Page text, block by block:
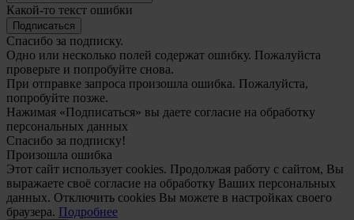
Какой-то текст ошибки
Подписаться
Спасибо за подписку.
Одно или несколько полей содержат ошибку. Пожалуйста
проверьте и попробуйте снова.
При отправке запроса произошла ошибка. Пожалуйста,
попробуйте позже.
Нажимая «Подписаться» вы даете согласие на обработку
персональных данных
Спасибо за подписку!
Произошла ошибка
Этот сайт использует cookies. Продолжая работу с сайтом, Вы
выражаете своё согласие на обработку Ваших персональных
данных. Отключить cookies Вы можете в настройках своего
браузера. Подробнее